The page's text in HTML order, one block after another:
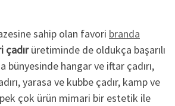
sahip olan favori branda
çadırüretiminde de oldukça başarılı
bünyesinde hangar ve iftar çadırı,
yarasa ve kubbe çadır, kamp ve
pek çok ürün mimari bir estetik ile